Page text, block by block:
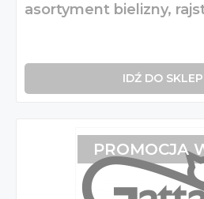
asortyment bielizny,
IDŹ DO
PROMOCJA